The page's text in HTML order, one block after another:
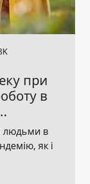
при
в
людьми в
як і